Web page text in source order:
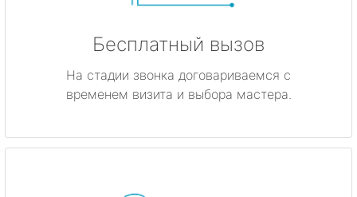
Бесплатный вызов
На стадии звонка договариваемся с
временем визита и выбора мастера.